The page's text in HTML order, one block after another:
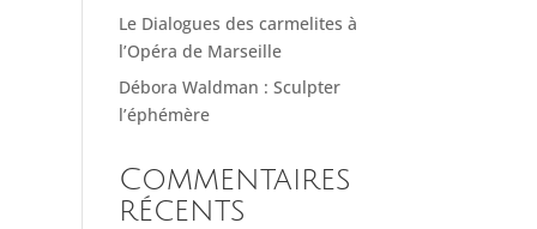
Le Dialogues des carmelites à
l’Opéra de Marseille
Débora Waldman : Sculpter
l’éphémère
Commentaires
récents